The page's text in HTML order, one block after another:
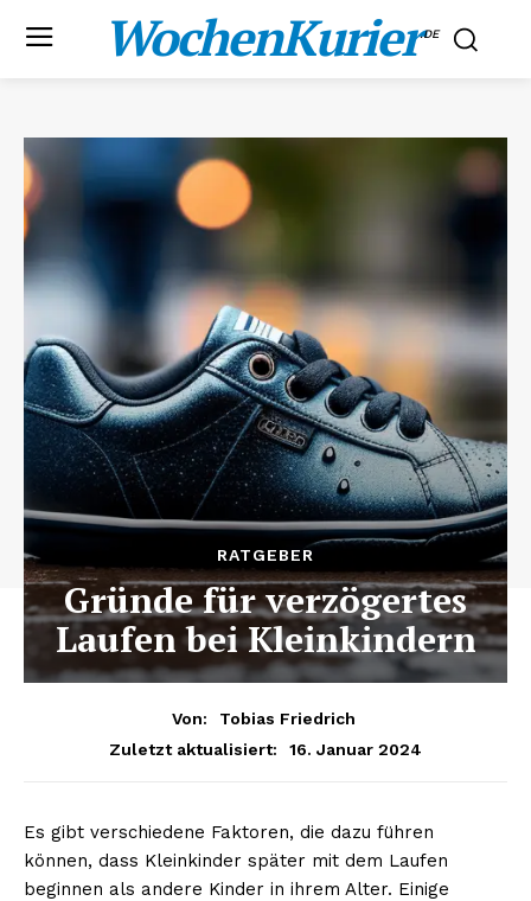
WochenKurier.DE
RATGEBER
Gründe für verzögertes
Laufen bei Kleinkindern
Von:
Tobias Friedrich
Zuletzt aktualisiert:
16. Januar 2024
Es gibt verschiedene Faktoren, die dazu führen
können, dass Kleinkinder später mit dem Laufen
beginnen als andere Kinder in ihrem Alter. Einige